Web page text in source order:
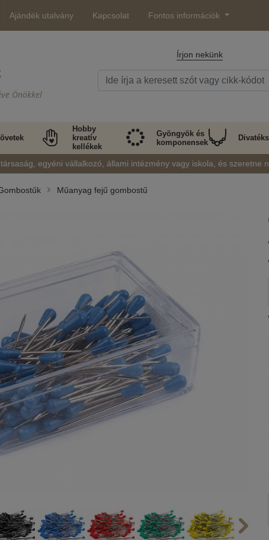
Ajándék utalvány Kapcsolat Fontos információk
Önökkel
Írjon nekünk
Hobby
kreatív
kellékek
Gyöngyök és
komponensek
egyéni vállalkozó, állami intézmény vagy iskola, és szeretne
Műanyag fejű gombostű